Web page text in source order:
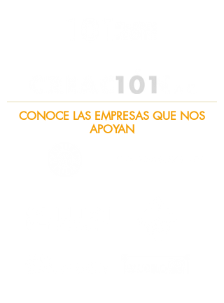
CONOCE LAS EMPRESAS QUE NOS
APOYAN